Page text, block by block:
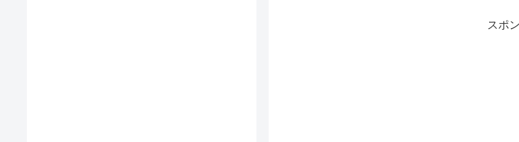
スポ